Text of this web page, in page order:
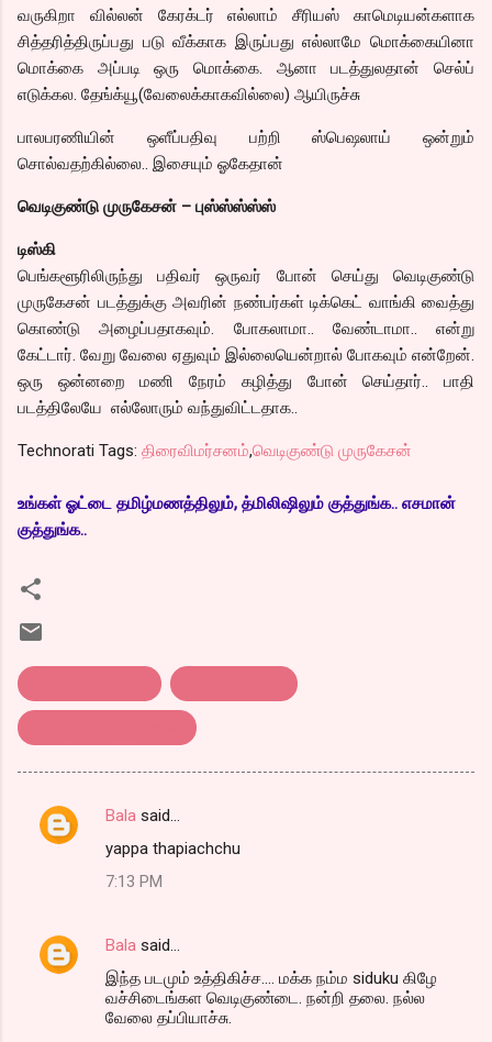
வருகிறா வில்லன் கேரக்டர் எல்லாம் சீரியஸ் காமெடியன்களாக
சித்தரித்திருப்பது படு வீக்காக இருப்பது எல்லாமே மொக்கையினா
மொக்கை அப்படி ஒரு மொக்கை. ஆனா படத்துலதான் செல்ப்
எடுக்கல. தேங்க்யூ(வேலைக்காகவில்லை) ஆயிருச்சு
பாலபரணியின் ஒளீப்பதிவு பற்றி ஸ்பெஷலாய் ஒன்றும்
சொல்வதற்கில்லை.. இசையும் ஓகேதான்
வெடிகுண்டு முருகேசன் – புஸ்ஸ்ஸ்ஸ்ஸ்
டிஸ்கி
பெங்களூரிலிருந்து பதிவர் ஒருவர் போன் செய்து வெடிகுண்டு
முருகேசன் படத்துக்கு அவரின் நண்பர்கள் டிக்கெட் வாங்கி வைத்து
கொண்டு அழைப்பதாகவும். போகலாமா.. வேண்டாமா.. என்று
கேட்டார். வேறு வேலை ஏதுவும் இல்லையென்றால் போகவும் என்றேன்.
ஒரு ஒன்னறை மணி நேரம் கழித்து போன் செய்தார்.. பாதி
படத்திலேயே எல்லோரும் வந்துவிட்டதாக..
Technorati Tags: திரைவிமர்சனம்,வெடிகுண்டு முருகேசன்
உங்கள் ஓட்டை தமிழ்மணத்திலும், த்மிலிஷிலும் குத்துங்க.. எசமான்
குத்துங்க..
C
e
Bala said…
yappa thapiachchu
7:13 PM
Bala said…
இந்த படமும் உத்திகிச்ச.... மக்க நம்ம siduku கிழே
வச்சிடைங்கள வெடிகுண்டை. நன்றி தலை. நல்ல
வேலை தப்பியாச்சு.